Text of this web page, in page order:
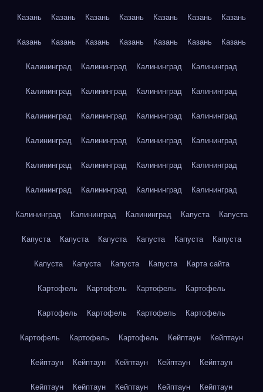
Казань Казань Казань Казань Казань Казань Казань
Казань Казань Казань Казань Казань Казань Казань
Калининград Калининград Калининград Калининград
Калининград Калининград Калининград Калининград
Калининград Калининград Калининград Калининград
Калининград Калининград Калининград Калининград
Калининград Калининград Калининград Калининград
Калининград Калининград Калининград Калининград
Калининград Калининград Калининград Капуста Капуста
Капуста Капуста Капуста Капуста Капуста Капуста
Капуста Капуста Капуста Капуста Карта сайта
Картофель Картофель Картофель Картофель
Картофель Картофель Картофель Картофель
Картофель Картофель Картофель Кейптаун Кейптаун
Кейптаун Кейптаун Кейптаун Кейптаун Кейптаун
Кейптаун Кейптаун Кейптаун Кейптаун Кейптаун